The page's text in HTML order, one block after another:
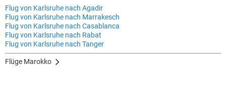
Flug von Karlsruhe nach Agadir
Flug von Karlsruhe nach Marrakesch
Flug von Karlsruhe nach Casablanca
Flug von Karlsruhe nach Rabat
Flug von Karlsruhe nach Tanger
Flüge Marokko